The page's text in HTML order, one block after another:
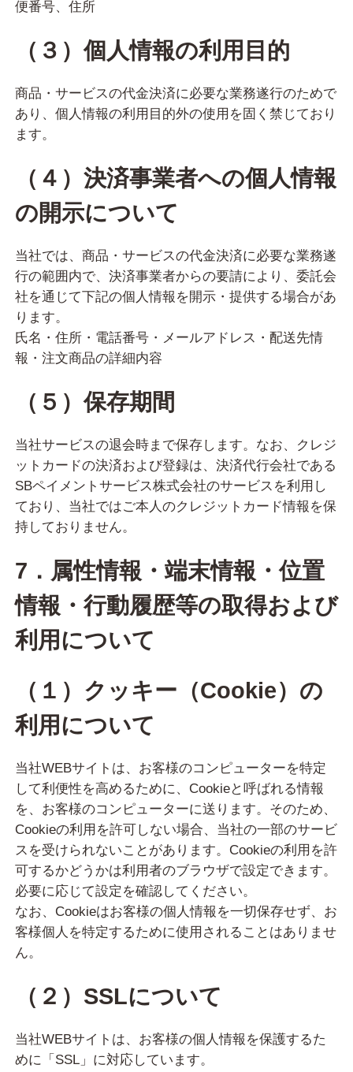
便番号、住所
（３）個人情報の利用目的
商品・サービスの代金決済に必要な業務遂行のためで
あり、個人情報の利用目的外の使用を固く禁じており
ます。
（４）決済事業者への個人情報
の開示について
当社では、商品・サービスの代金決済に必要な業務遂
行の範囲内で、決済事業者からの要請により、委託会
社を通じて下記の個人情報を開示・提供する場合があ
ります。
氏名・住所・電話番号・メールアドレス・配送先情
報・注文商品の詳細内容
（５）保存期間
当社サービスの退会時まで保存します。なお、クレジ
ットカードの決済および登録は、決済代行会社である
SBペイメントサービス株式会社のサービスを利用し
ており、当社ではご本人のクレジットカード情報を保
持しておりません。
7．属性情報・端末情報・位置
情報・行動履歴等の取得および
利用について
（１）クッキー（Cookie）の
利用について
当社WEBサイトは、お客様のコンピューターを特定
して利便性を高めるために、Cookieと呼ばれる情報
を、お客様のコンピューターに送ります。そのため、
Cookieの利用を許可しない場合、当社の一部のサービ
スを受けられないことがあります。Cookieの利用を許
可するかどうかは利用者のブラウザで設定できます。
必要に応じて設定を確認してください。
なお、Cookieはお客様の個人情報を一切保存せず、お
客様個人を特定するために使用されることはありませ
ん。
（２）SSLについて
当社WEBサイトは、お客様の個人情報を保護するた
めに「SSL」に対応しています。